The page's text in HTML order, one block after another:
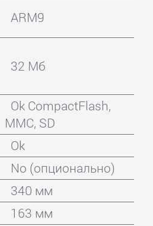
ARM9
32 Мб
Ok CompactFlash,
MMC, SD
Ok
No (опционально)
340 мм
163 мм